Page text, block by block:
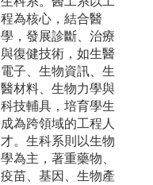
程為核心，結合醫
學，發展診斷、治療
與復健技術，如生醫
電子、生物資訊、生
醫材料、生物力學與
科技輔具，培育學生
成為跨領域的工程人
才。生科系則以生物
學為主，著重藥物、
疫苗、基因、生物產